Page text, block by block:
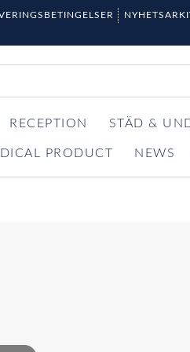
RECEPTION STÄD &
PRODUCT NEWS